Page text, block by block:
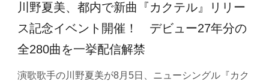
川野夏美、都内で新曲『カクテル』リリー
ス記念イベント開催！ デビュー27年分の
全280曲を一挙配信解禁
演歌歌手の川野夏美が8月5日、ニューシングル『カク